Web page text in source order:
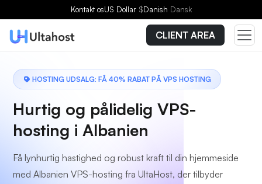
Kontakt osUS Dollar $Danish Dansk
CLIENT AREA
HOSTING UDSALG: FÅ 40% RABAT PÅ VPS HOSTING
Hurtig og pålidelig VPS-
hosting i Albanien
Få lynhurtig hastighed og robust kraft til din hjemmeside
med Albanien VPS-hosting fra UltaHost, der tilbyder